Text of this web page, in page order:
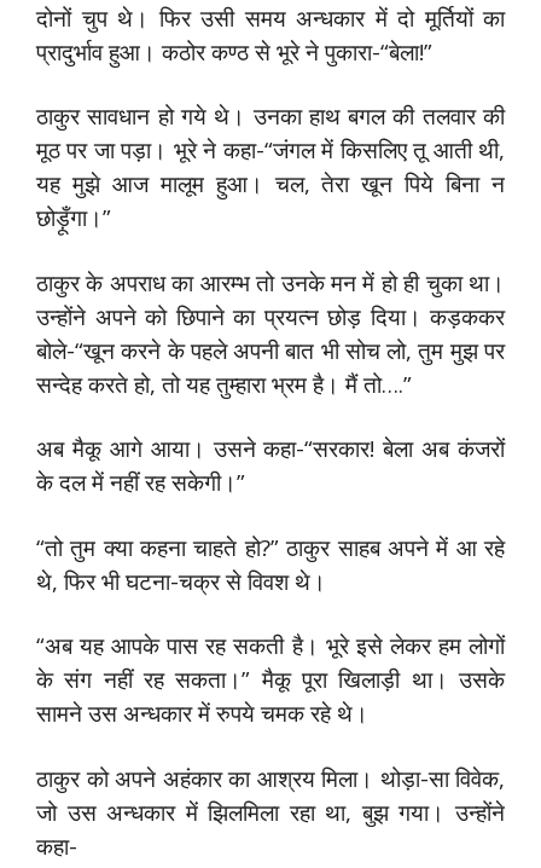
दोनों चुप थे। फिर उसी समय अन्धकार में दो मूर्तियों का
प्रादुर्भाव हुआ। कठोर कण्ठ से भूरे ने पुकारा-“बेला!”
ठाकुर सावधान हो गये थे। उनका हाथ बगल की तलवार की
मूठ पर जा पड़ा। भूरे ने कहा-“जंगल में किसलिए तू आती थी,
यह मुझे आज मालूम हुआ। चल, तेरा खून पिये बिना न
छोड़ूँगा।”
ठाकुर के अपराध का आरम्भ तो उनके मन में हो ही चुका था।
उन्होंने अपने को छिपाने का प्रयत्न छोड़ दिया। कड़ककर
बोले-“खून करने के पहले अपनी बात भी सोच लो, तुम मुझ पर
सन्देह करते हो, तो यह तुम्हारा भ्रम है। मैं तो….”
अब मैकू आगे आया। उसने कहा-“सरकार! बेला अब कंजरों
के दल में नहीं रह सकेगी।”
“तो तुम क्या कहना चाहते हो?” ठाकुर साहब अपने में आ रहे
थे, फिर भी घटना-चक्र से विवश थे।
“अब यह आपके पास रह सकती है। भूरे इसे लेकर हम लोगों
के संग नहीं रह सकता।” मैकू पूरा खिलाड़ी था। उसके
सामने उस अन्धकार में रुपये चमक रहे थे।
ठाकुर को अपने अहंकार का आश्रय मिला। थोड़ा-सा विवेक,
जो उस अन्धकार में झिलमिला रहा था, बुझ गया। उन्होंने
कहा-